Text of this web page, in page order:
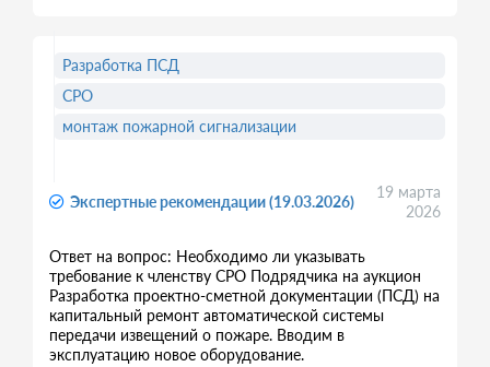
Экспертные рекомендации (19.03.2026)
19 марта
2026
Ответ на вопрос: Необходимо ли указывать
требование к членству СРО Подрядчика на аукцион
Разработка проектно-сметной документации (ПСД) на
капитальный ремонт автоматической системы
передачи извещений о пожаре. Вводим в
эксплуатацию новое оборудование.
Разработка ПСД
СРО
монтаж пожарной сигнализации